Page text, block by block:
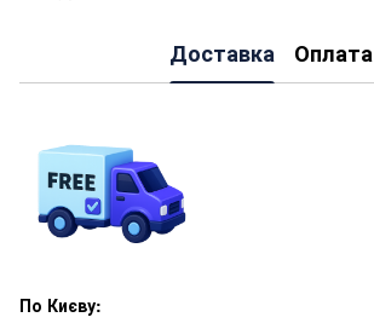
Доставка Оплата
По Києву: